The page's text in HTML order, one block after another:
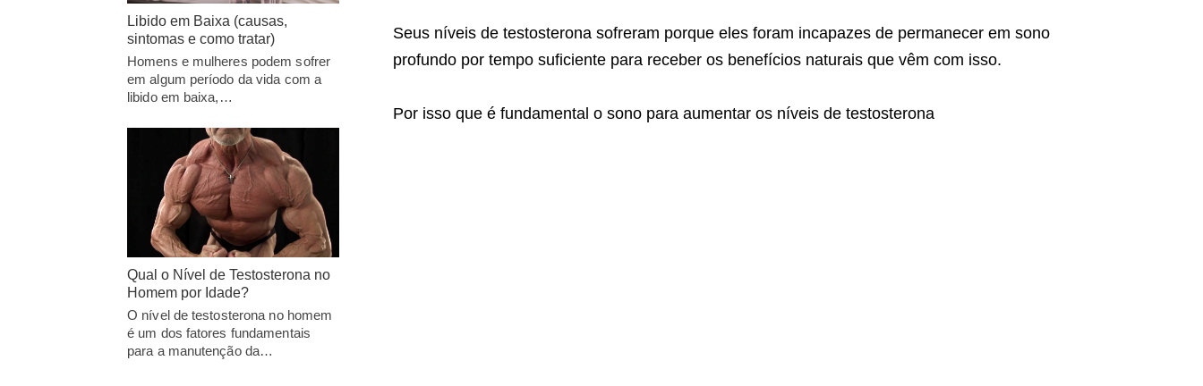
Seus níveis de testosterona sofreram porque eles foram incapazes de permanecer em sono
profundo por tempo suficiente para receber os benefícios naturais que vêm com isso.
Por isso que é fundamental o sono para aumentar os níveis de testosterona
Libido em Baixa (causas,
sintomas e como tratar)
Homens e mulheres podem sofrer
em algum período da vida com a
libido em baixa,…
Qual o Nível de Testosterona no
Homem por Idade?
O nível de testosterona no homem
é um dos fatores fundamentais
para a manutenção da…